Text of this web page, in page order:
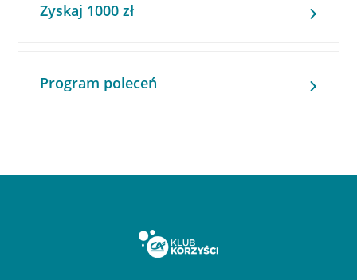
Zyskaj 1000 zł
Program poleceń